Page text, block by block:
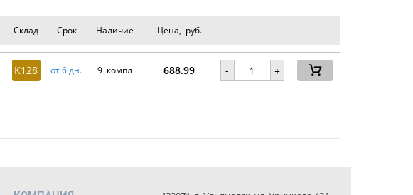
Склад Срок Наличие Цена, руб.
K128 от 6 дн. 9 компл 688.99 - +